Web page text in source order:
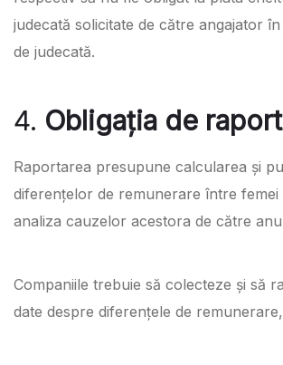
judecată solicitate de către angajator
de judecată.
4. Obligația de
Raportarea presupune calcularea și
diferențelor de remunerare între femei
analiza cauzelor acestora de către
Companiile trebuie să colecteze și să
date despre diferențele de